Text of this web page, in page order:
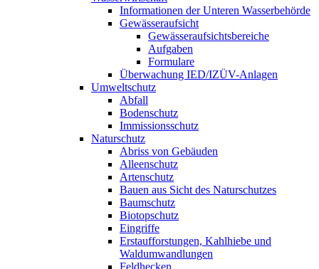
Informationen der Unteren Wasserbehörde
Gewässeraufsicht
Gewässeraufsichtsbereiche
Aufgaben
Formulare
Überwachung IED/IZÜV-Anlagen
Umweltschutz
Abfall
Bodenschutz
Immissionsschutz
Naturschutz
Abriss von Gebäuden
Alleenschutz
Artenschutz
Bauen aus Sicht des Naturschutzes
Baumschutz
Biotopschutz
Eingriffe
Erstaufforstungen, Kahlhiebe und
Waldumwandlungen
Feldhecken